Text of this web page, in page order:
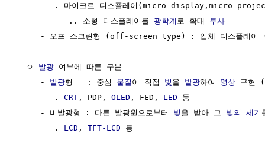
. 마이크로 디스플레이(micro display,micro
           .. 소형 디스플레이를
광학계 로 확대 투사
- 오프 스크린형 (off-screen type) : 입체 디스플레이
  ㅇ
발광 여부에 따른 구분
     -
발광형   : 중심 물질 이 직접 빛 을 발광하여 영상 구현
        .
CRT , PDP, OLED , FED, LED 등
     - 비발광형 : 다른 발광원으로부터
빛 을 받아 그 빛의 세기
        .
LCD , TFT-LCD 등